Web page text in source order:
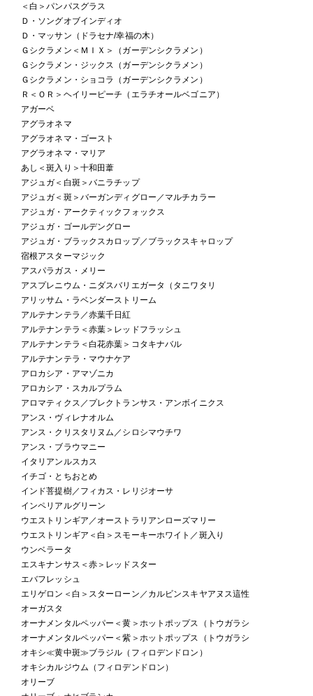
＜白＞パンパスグラス
Ｄ・ソングオブインディオ
Ｄ・マッサン（ドラセナ/幸福の木）
Ｇシクラメン＜ＭＩＸ＞（ガーデンシクラメン）
Ｇシクラメン・ジックス（ガーデンシクラメン）
Ｇシクラメン・ショコラ（ガーデンシクラメン）
Ｒ＜ＯＲ＞ヘイリーピーチ（エラチオールベゴニア）
アガーベ
アグラオネマ
アグラオネマ・ゴースト
アグラオネマ・マリア
あし＜斑入り＞十和田葦
アジュガ＜白斑＞バニラチップ
アジュガ＜斑＞バーガンディグロー／マルチカラー
アジュガ・アークティックフォックス
アジュガ・ゴールデングロー
アジュガ・ブラックスカロップ／ブラックスキャロップ
宿根アスターマジック
アスパラガス・メリー
アスプレニウム・ニダスバリエガータ（タニワタリ
アリッサム・ラベンダーストリーム
アルテナンテラ／赤葉千日紅
アルテナンテラ＜赤葉＞レッドフラッシュ
アルテナンテラ＜白花赤葉＞コタキナバル
アルテナンテラ・マウナケア
アロカシア・アマゾニカ
アロカシア・スカルプラム
アロマティクス／プレクトランサス・アンボイニクス
アンス・ヴィレナオルム
アンス・クリスタリヌム／シロシマウチワ
アンス・ブラウマニー
イタリアンルスカス
イチゴ・とちおとめ
インド菩提樹／フィカス・レリジオーサ
インペリアルグリーン
ウエストリンギア／オーストラリアンローズマリー
ウエストリンギア＜白＞スモーキーホワイト／斑入り
ウンベラータ
エスキナンサス＜赤＞レッドスター
エバフレッシュ
エリゲロン＜白＞スターローン／カルビンスキヤアヌス這性
オーガスタ
オーナメンタルペッパー＜黄＞ホットポップス（トウガラシ
オーナメンタルペッパー＜紫＞ホットポップス（トウガラシ
オキシ≪黄中斑≫ブラジル（フィロデンドロン）
オキシカルジウム（フィロデンドロン）
オリーブ